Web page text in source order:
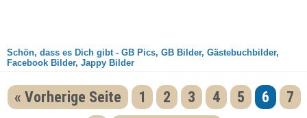
Schön, dass es Dich gibt - GB Pics, GB Bilder, Gästebuchbilder,
Facebook Bilder, Jappy Bilder
« Vorherige Seite 1 2 3 4 5 6
7